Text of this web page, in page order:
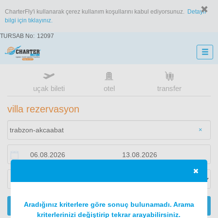
CharterFly'i kullanarak çerez kullanım koşullarını kabul ediyorsunuz.
Detaylı
bilgi için tıklayınız.
TURSAB No: 12097
uçak bileti otel transfer
villa rezervasyon
×
ARA
Aradığınız kriterlere göre sonuç bulunamadı. Arama
kriterlerinizi değiştirip tekrar arayabilirsiniz.